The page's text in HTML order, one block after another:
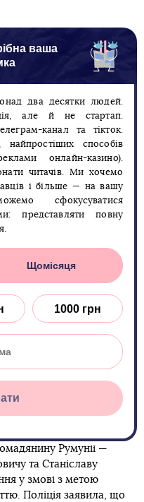
ваша
два десятки людей.
але й не стартап.
канал та тікток.
способів
онлайн-казино).
читачів. Ми хочемо
і більше — на вашу
сфокусуватися
представляти повну
Щомісяця
1000 грн
Румунії —
та Станіславу
у змові з метою
Поліція заявила, що